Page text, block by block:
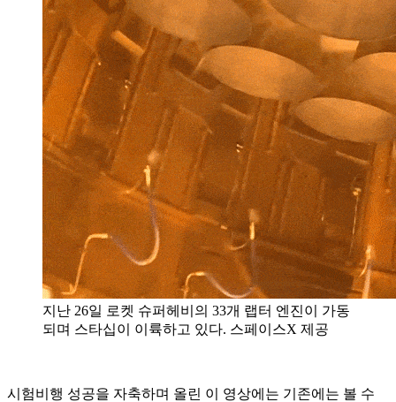
지난 26일 로켓 슈퍼헤비의 33개 랩터 엔진이 가동
되며 스타십이 이륙하고 있다. 스페이스X 제공
시험비행 성공을 자축하며 올린 이 영상에는 기존에는 볼 수